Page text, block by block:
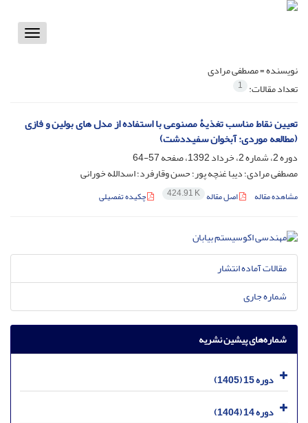
Toggle
نویسنده =مصطفی مرادی
تعداد مقالات: 1
تعیین نقاط مناسب تغذیۀ مصنوعی با استفاده از مدل های بولین و فازی
(مطالعه موردی: آبخوان سفیددشت)
دوره 2، شماره 2، خرداد 1392، صفحه
57-64
مصطفی مرادی؛ دیبا غنچه پور؛ حسن وقارفرد؛ اسدالله خورانی
مشاهده مقاله اصل مقاله 424.91 K چکیده تفصیلی
مقالات آماده انتشار
شماره جاری
شماره‌های پیشین نشریه
دوره 15 (1405)
دوره 14 (1404)